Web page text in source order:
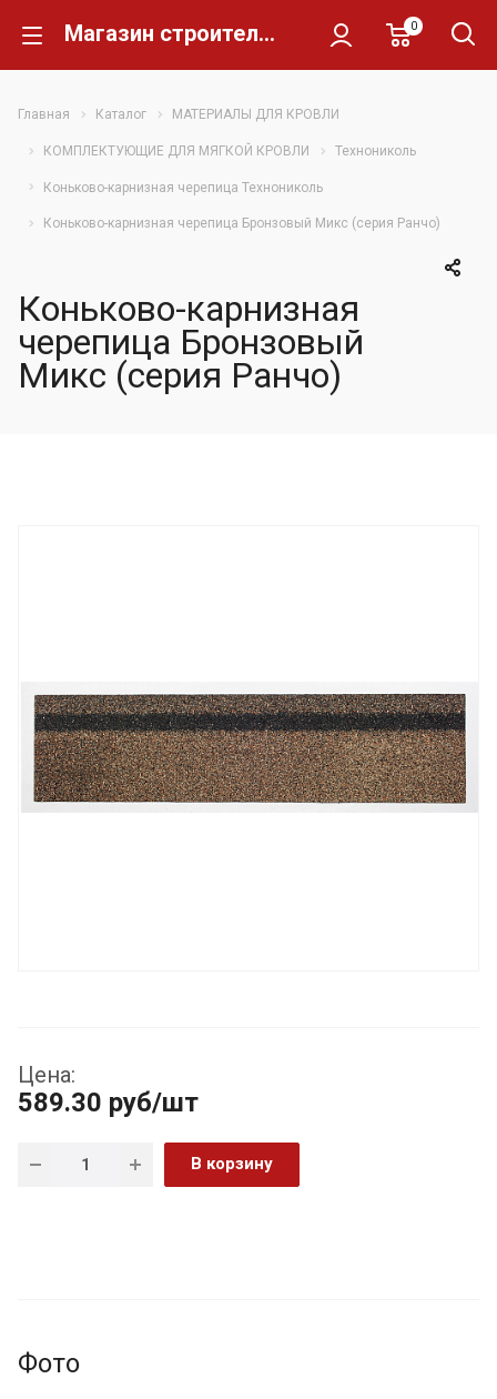
Магазин строительных материалов Склад Кирпича 0
Главная Каталог МАТЕРИАЛЫ ДЛЯ КРОВЛИ
КОМПЛЕКТУЮЩИЕ ДЛЯ МЯГКОЙ КРОВЛИ Технониколь
Коньково-карнизная черепица Технониколь
Коньково-карнизная черепица Бронзовый Микс (серия Ранчо)
Коньково-карнизная
черепица Бронзовый
Микс (серия Ранчо)
Цена:
589.30 руб/шт
В корзину
Фото